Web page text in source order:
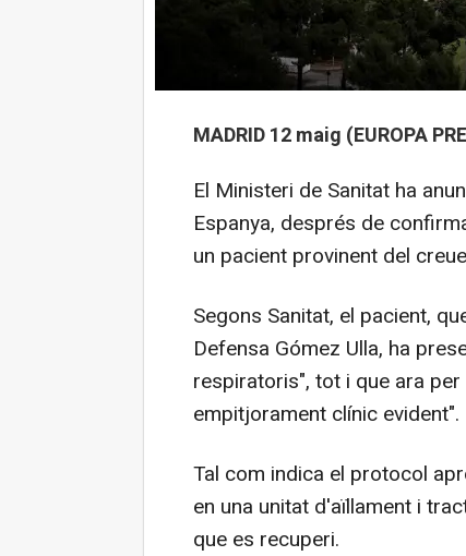
MADRID 12 maig (EUROPA
El Ministeri de Sanitat ha
Espanya, després de
un pacient provinent del
Segons Sanitat, el pacient,
Defensa Gómez Ulla, ha
respiratoris", tot i que ara
empitjorament clínic evident".
Tal com indica el protocol
en una unitat d'aïllament i
que es recuperi.